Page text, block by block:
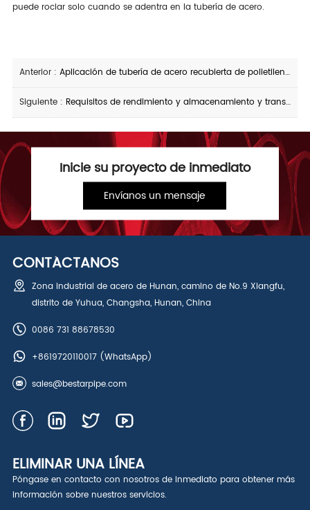
puede rociar solo cuando se adentra en la tubería de acero.
Anterior : Aplicación de tubería de acero recubierta de polietileno en energía eléctrica
Siguiente : Requisitos de rendimiento y almacenamiento y transporte de tubos de acero recubiertos de plástico para el suministro de agua
Inicie su proyecto de inmediato
Envíanos un mensaje
CONTÁCTANOS
Zona industrial de acero de Hunan, camino de No.9 Xiangfu,
distrito de Yuhua, Changsha, Hunan, China
0086 731 88678530
+8619720110017(WhatsApp)
sales@bestarpipe.com
ELIMINAR UNA LÍNEA
Póngase en contacto con nosotros de inmediato para obtener más
información sobre nuestros servicios.